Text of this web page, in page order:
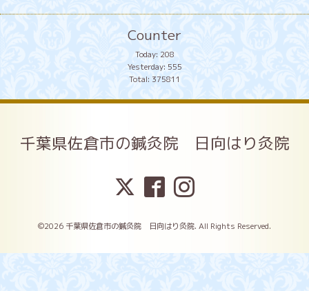
Counter
Today: 208
Yesterday: 555
Total: 375811
千葉県佐倉市の鍼灸院 日向はり灸院
©2026 千葉県佐倉市の鍼灸院 日向はり灸院. All Rights Reserved.